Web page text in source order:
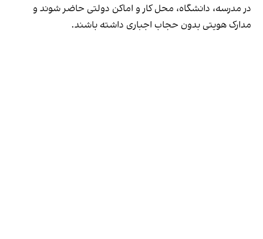
در مدرسه، دانشگاه، محل کار و اماکن دولتی حاضر شوند و
مدارک هویتی بدون حجاب اجباری داشته باشند.